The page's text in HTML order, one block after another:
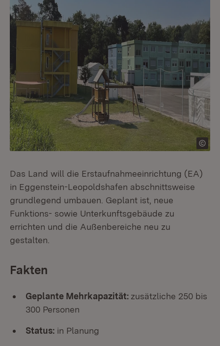
Das Land will die Erstaufnahmeeinrichtung (EA)
in Eggenstein-Leopoldshafen abschnittsweise
grundlegend umbauen. Geplant ist, neue
Funktions- sowie Unterkunftsgebäude zu
errichten und die Außenbereiche neu zu
gestalten.
Fakten
Geplante Mehrkapazität: zusätzliche 250 bis
300 Personen
Status: in Planung